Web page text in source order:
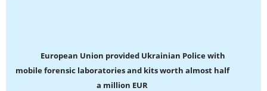
European Union provided Ukrainian Police with
mobile forensic laboratories and kits worth almost half
a million EUR